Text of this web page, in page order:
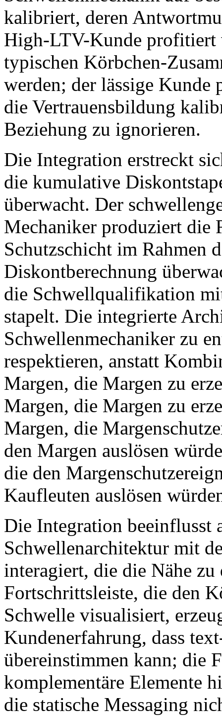
kalibriert, deren
High-LTV-Kunde profitiert
typischen Körbchen-
werden; der lässige
die Vertrauensbildung
Beziehung zu ignorieren.
Die Integration erstreckt
die kumulative
überwacht. Der
Mechaniker produziert die
Schutzschicht im Rahmen
Diskontberechnung
die Schwellqualifikation
stapelt. Die integrierte
Schwellenmechaniker zu
respektieren, anstatt
Margen, die Margen zu
Margen, die Margen zu
Margen, die
den Margen auslösen
die den
Kaufleuten auslösen
Die Integration beeinflusst
Schwellenarchitektur mit
interagiert, die die Nähe
Fortschrittsleiste, die den
Schwelle visualisiert,
Kundenerfahrung, dass
übereinstimmen kann; die
komplementäre Elemente
die statische Messaging